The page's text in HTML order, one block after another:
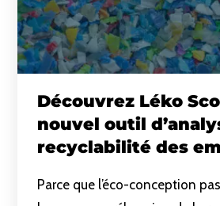
Découvrez Léko
nouvel outil
recyclabilité des
Parce que l’éco-conception